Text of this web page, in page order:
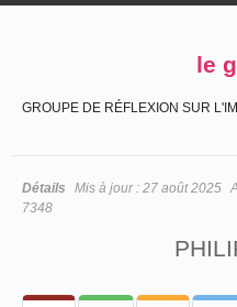
le
GROUPE DE RÉFLEXION SUR
Détails Mis à jour : 27 août 2025
7348